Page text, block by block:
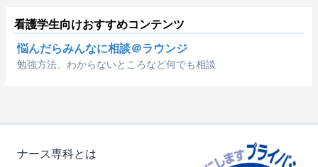
看護学生向けおすすめコンテンツ
悩んだらみんなに相談＠ラウンジ
勉強方法、わからないところなど何でも相談
ナース専科とは